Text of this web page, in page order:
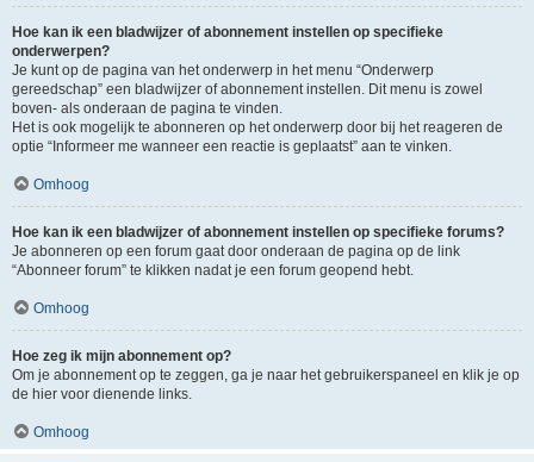
Hoe kan ik een bladwijzer of abonnement instellen op specifieke
onderwerpen?
Je kunt op de pagina van het onderwerp in het menu “Onderwerp
gereedschap” een bladwijzer of abonnement instellen. Dit menu is zowel
boven- als onderaan de pagina te vinden.
Het is ook mogelijk te abonneren op het onderwerp door bij het reageren de
optie “Informeer me wanneer een reactie is geplaatst” aan te vinken.
Omhoog
Hoe kan ik een bladwijzer of abonnement instellen op specifieke forums?
Je abonneren op een forum gaat door onderaan de pagina op de link
“Abonneer forum” te klikken nadat je een forum geopend hebt.
Omhoog
Hoe zeg ik mijn abonnement op?
Om je abonnement op te zeggen, ga je naar het gebruikerspaneel en klik je op
de hier voor dienende links.
Omhoog